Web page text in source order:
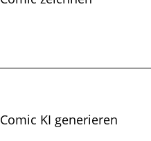
Comic KI generieren